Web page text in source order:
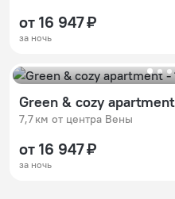
от 16 947 ₽
за ночь
7,7 км от центра Вены
от 16 947 ₽
за ночь